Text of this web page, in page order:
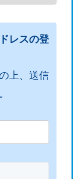
レスの登
上、送信